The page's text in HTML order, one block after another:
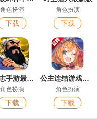
角色扮演
下载
角色扮演
下载
仙国志手游最新版
角色扮演
下载
公主连结游戏安卓版
角色扮演
下载